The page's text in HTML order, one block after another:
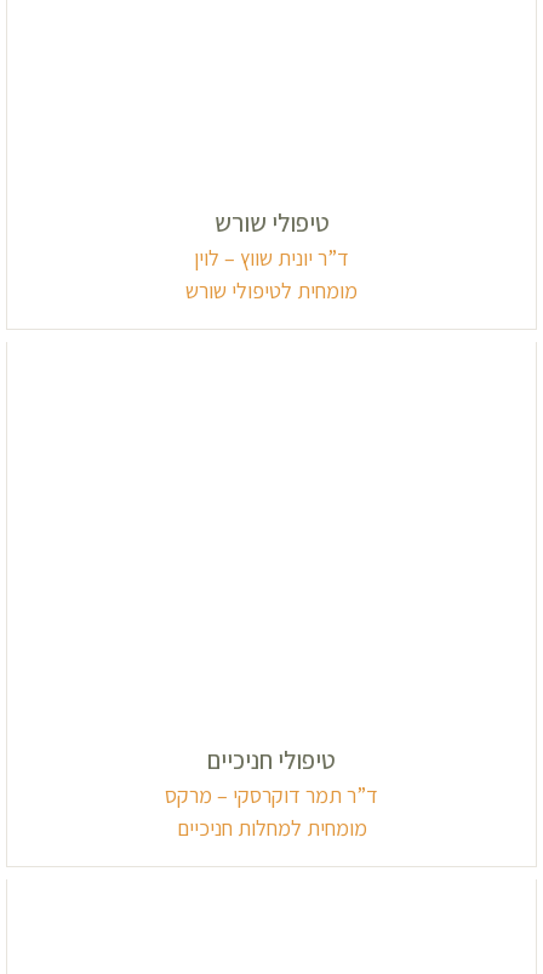
טיפולי שורש
ד”ר יונית שווץ – לוין
מומחית לטיפולי שורש
טיפולי חניכיים
ד”ר תמר דוקרסקי – מרקס
מומחית למחלות חניכיים